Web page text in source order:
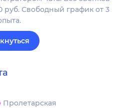
руб. Свободный график от 3
Пролетарская